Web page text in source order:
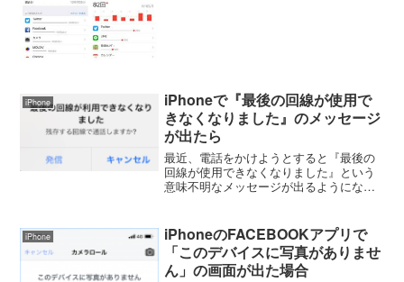
iPhone
iPhoneで『最後の回線が使用で
きなくなりました』のメッセージ
が出たら
最近、電話をかけようとすると『最後の
回線が使用できなくなりました』という
意味不明なメッセージが出るようになっ
このメッセージが出るのはうるさい。メ
ッセージを消す方法を調べ...
iPhone
iPhoneのFACEBOOKアプリで
「このデバイスに写真がありませ
ん」の画面が出た場合